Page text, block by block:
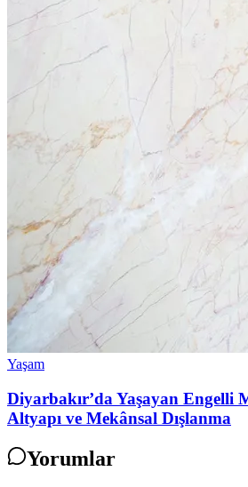
Yaşam
Diyarbakır’da Yaşayan Engelli
Altyapı ve Mekânsal Dışlanma
Yorumlar